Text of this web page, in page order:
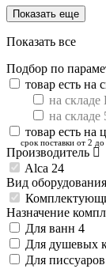
Показать еще
Показать все
Подбор по
товар есть на
на
на
товар есть на
срок поставки от 2
Производитель
Alca 24
Вид оборудования
Назначение
Для ванн 4
Для душевых
Для писсуаров